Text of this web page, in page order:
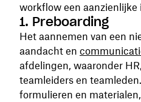
workflow een
1. Preboarding
Het aannemen van een
aandacht en
afdelingen, waaronder
teamleiders en
formulieren en